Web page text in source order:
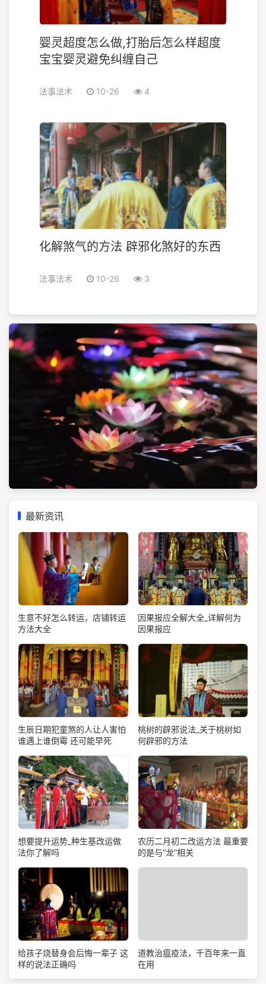
婴灵超度怎么做,打胎后怎么样超度
宝宝婴灵避免纠缠自己
法事法术 10-26 4
化解煞气的方法 辟邪化煞好的东西
法事法术 10-26 3
最新资讯
生意不好怎么转运，店铺转运
方法大全
因果报应全解大全_详解何为
因果报应
生辰日期犯童煞的人让人害怕
谁遇上谁倒霉 还可能早死
桃树的辟邪说法_关于桃树如
何辟邪的方法
想要提升运势_种生基改运做
法你了解吗
农历二月初二改运方法 最重要
的是与“龙”相关
给孩子烧替身会后悔一辈子 这
样的说法正确吗
道教治瘟疫法，千百年来一直
在用